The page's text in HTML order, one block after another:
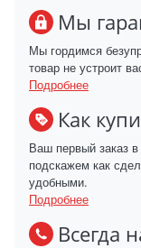
Мы
Мы гордимся
товар не устроит
Подробнее
Как
Ваш первый заказ
подскажем как
удобными.
Подробнее
Всегда